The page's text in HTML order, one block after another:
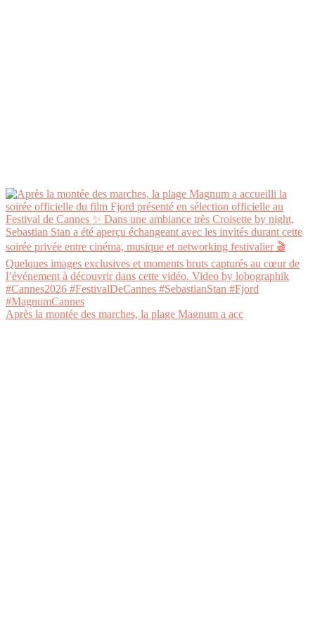
Après la montée des marches, la plage Magnum a acc